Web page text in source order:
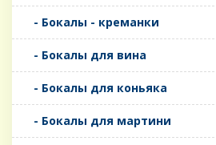
- Бокалы - креманки
- Бокалы для вина
- Бокалы для коньяка
- Бокалы для мартини